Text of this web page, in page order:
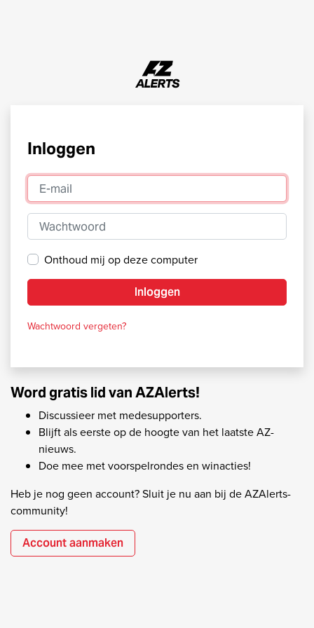
Inloggen
E-mail
Wachtwoord
Onthoud mij op deze computer
Inloggen
Wachtwoord vergeten?
Word gratis lid van AZAlerts!
Discussieer met medesupporters.
Blijft als eerste op de hoogte van het laatste AZ-
nieuws.
Doe mee met voorspelrondes en winacties!
Heb je nog geen account? Sluit je nu aan bij de AZAlerts-
community!
Account aanmaken